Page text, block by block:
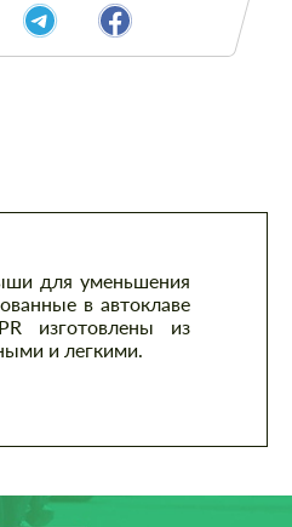
для уменьшения
в автоклаве
изготовлены из
и легкими.